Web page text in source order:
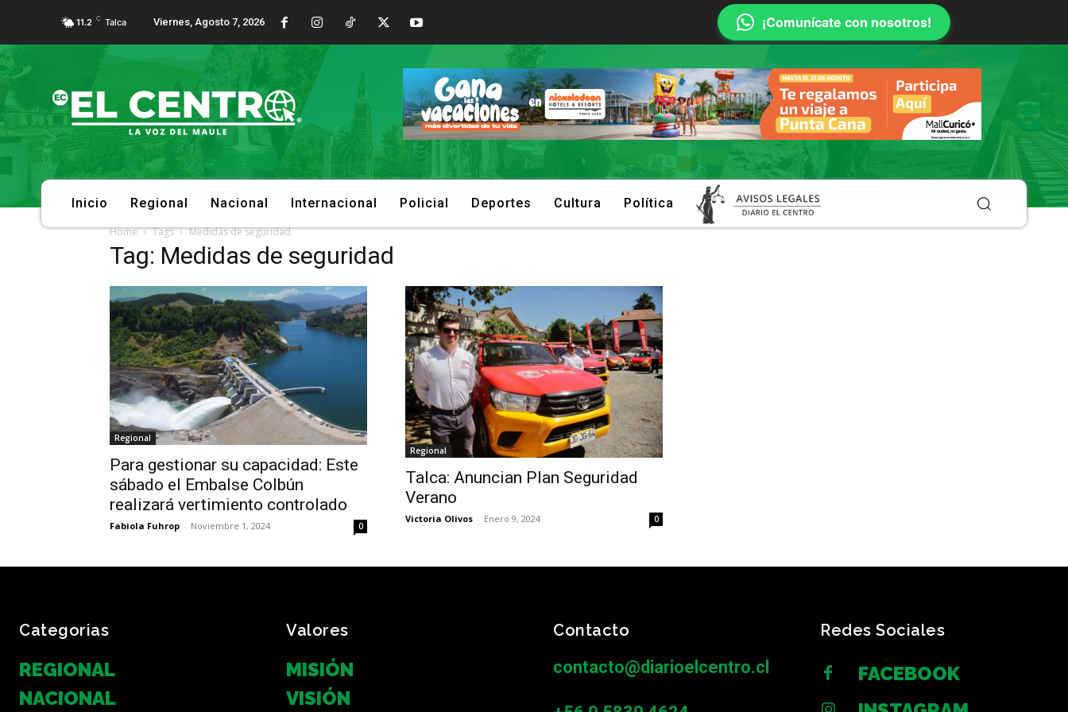
11.2 C Talca Viernes, Agosto 7, 2026 ¡Comunícate con nosotros!
Inicio Regional Nacional Internacional Policial Deportes Cultura Política
Home Tags Medidas de seguridad
Tag: Medidas de seguridad
Regional
Para gestionar su capacidad: Este
sábado el Embalse Colbún
realizará vertimiento controlado
Fabiola Fuhrop - Noviembre 1, 2024 0
Regional
Talca: Anuncian Plan Seguridad
Verano
Victoria Olivos - Enero 9, 2024 0
Categorias
REGIONAL
NACIONAL
Valores
MISIÓN
VISIÓN
Contacto
contacto@diarioelcentro.cl
Redes Sociales
FACEBOOK